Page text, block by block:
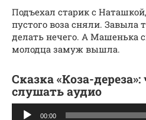
Подъехал старик с
пустого воза сняли. Завыла
делать нечего. А Машенька
молодца замуж вышла.
Сказка «Коза-
слушать аудио
Аудиоплеер
00:00